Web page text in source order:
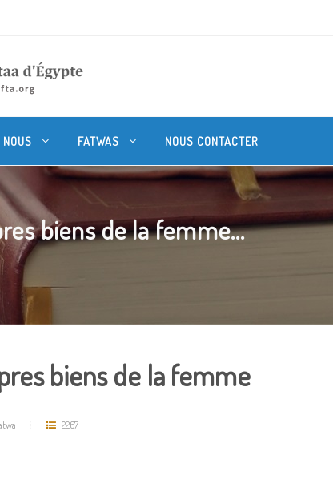
FATWAS NOUS CONTACTER
biens de la femme...
biens de la femme
2267